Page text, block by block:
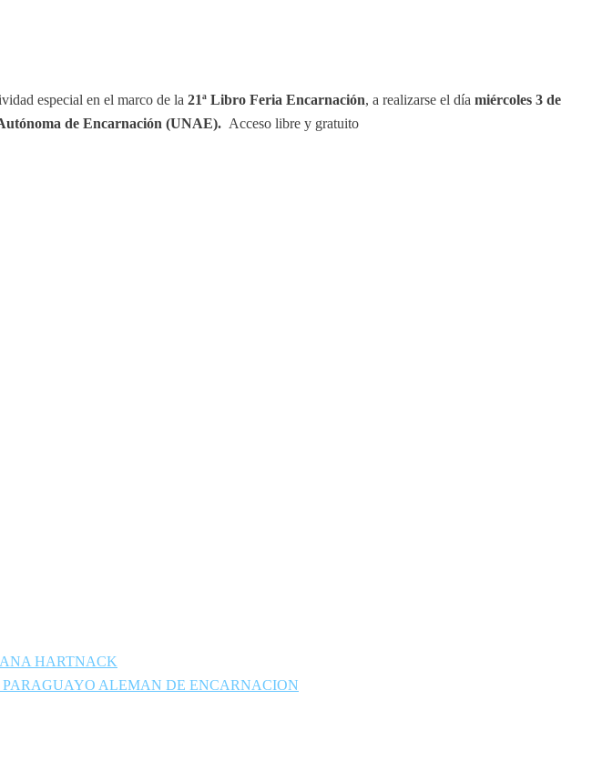
especial en el marco de la 21ª Libro Feria Encarnación, a realizarse el día miércoles 3 de
de Encarnación (UNAE). Acceso libre y gratuito
HARTNACK
ALEMAN DE ENCARNACION